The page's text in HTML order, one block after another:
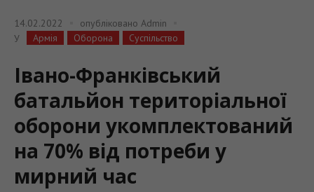
14.02.2022 опубліковано Admin
У
Армія Оборона Суспільство
Івано-Франківський
батальйон територіальної
оборони укомплектований
на 70% від потреби у
мирний час